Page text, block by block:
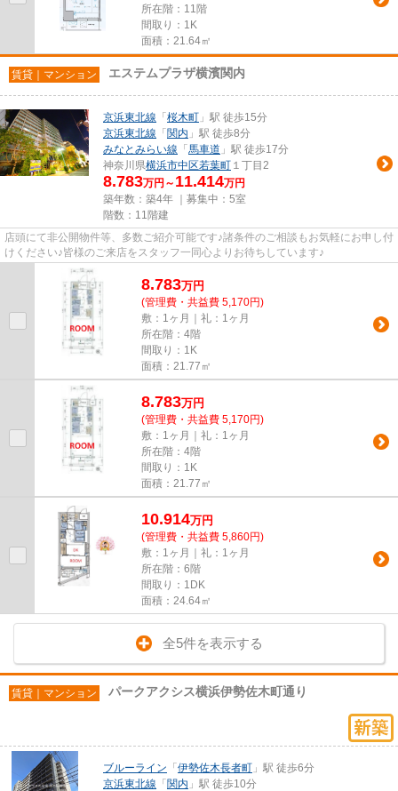
所在階：11階
間取り：1K
面積：21.64㎡
賃貸｜マンション エステムプラザ横濱関内
京浜東北線 「 桜木町 」駅 徒歩15分
京浜東北線 「 関内 」駅 徒歩8分
みなとみらい線 「 馬車道 」駅 徒歩17分
神奈川県横浜市中区若葉町 １丁目2
8.783万円～ 11.414万円
築年数：築4年 ｜募集中： 5室
階数：11階建
店頭にて非公開物件等、多数ご紹介可能です♪諸条件のご相談もお気軽にお申し付
けください♪皆様のご来店をスタッフ一同心よりお待ちしています♪
8.783万円
(管理費・共益費 5,170円)
敷：1ヶ月｜礼：1ヶ月
所在階：4階
間取り：1K
面積：21.77㎡
8.783万円
(管理費・共益費 5,170円)
敷：1ヶ月｜礼：1ヶ月
所在階：4階
間取り：1K
面積：21.77㎡
10.914万円
(管理費・共益費 5,860円)
敷：1ヶ月｜礼：1ヶ月
所在階：6階
間取り：1DK
面積：24.64㎡
全5件を表示する
賃貸｜マンション パークアクシス横浜伊勢佐木町通り
ブルーライン 「 伊勢佐木長者町 」駅 徒歩6分
京浜東北線 「 関内 」駅 徒歩10分